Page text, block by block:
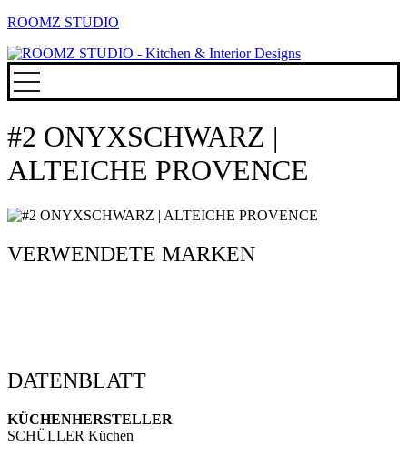
ROOMZ STUDIO
#2 ONYXSCHWARZ |
ALTEICHE PROVENCE
VERWENDETE MARKEN
DATENBLATT
KÜCHENHERSTELLER
SCHÜLLER Küchen